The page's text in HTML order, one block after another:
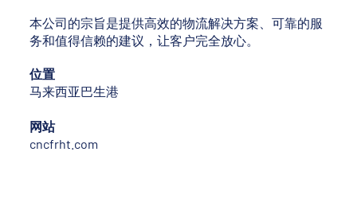
本公司的宗旨是提供高效的物流解决方案、可靠的服
务和值得信赖的建议，让客户完全放心。
位置
马来西亚巴生港
网站
cncfrht.com